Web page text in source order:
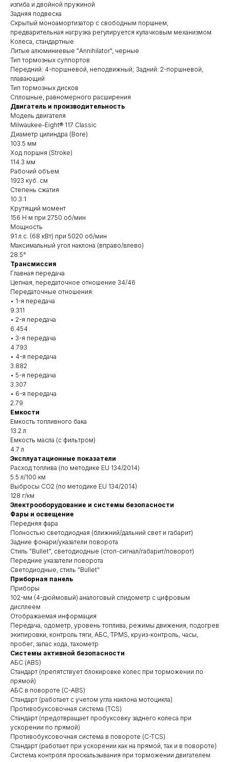
изгиба и двойной пружиной
Задняя подвеска
Скрытый моноамортизатор с свободным поршнем;
предварительная нагрузка регулируется кулачковым механизмом
Колеса, стандартные
Литые алюминиевые "Annihilator", черные
Тип тормозных суппортов
Передний: 4-поршневой, неподвижный; Задний: 2-поршневой,
плавающий
Тип тормозных дисков
Сплошные, равномерного расширения
Двигатель и производительность
Модель двигателя
Milwaukee-Eight® 117 Classic
Диаметр цилиндра (Bore)
103.5 мм
Ход поршня (Stroke)
114.3 мм
Рабочий объем
1923 куб. см
Степень сжатия
10.3:1
Крутящий момент
156 Н·м при 2750 об/мин
Мощность
91 л.с. (68 кВт) при 5020 об/мин
Максимальный угол наклона (вправо/влево)
28.5°
Трансмиссия
Главная передача
Цепная, передаточное отношение 34/46
Передаточные отношения:
• 1-я передача
9.311
• 2-я передача
6.454
• 3-я передача
4.793
• 4-я передача
3.882
• 5-я передача
3.307
• 6-я передача
2.79
Емкости
Емкость топливного бака
13.2 л
Емкость масла (с фильтром)
4.7 л
Эксплуатационные показатели
Расход топлива (по методике EU 134/2014)
5.5 л/100 км
Выбросы CO2 (по методике EU 134/2014)
128 г/км
Электрооборудование и системы безопасности
Фары и освещение
Передняя фара
Полностью светодиодная (ближний/дальний свет и габарит)
Задние фонари/указатели поворота
Стиль "Bullet", светодиодные (стоп-сигнал/габарит/поворот)
Передние указатели поворота
Светодиодные, стиль "Bullet"
Приборная панель
Приборы
102-мм (4-дюймовый) аналоговый спидометр с цифровым
дисплеем
Отображаемая информация
Передача, одометр, уровень топлива, режимы движения, подогрев
экипировки, контроль тяги, АБС, TPMS, круиз-контроль, часы,
пробег, запас хода, тахометр
Системы активной безопасности
АБС (ABS)
Стандарт (препятствует блокировке колес при торможении по
прямой)
АБС в повороте (C-ABS)
Стандарт (работает с учетом угла наклона мотоцикла)
Противобуксовочная система (TCS)
Стандарт (предотвращает пробуксовку заднего колеса при
ускорении по прямой)
Противобуксовочная система в повороте (C-TCS)
Стандарт (работает при ускорении как на прямой, так и в повороте)
Система контроля проскальзывания при торможении двигателем